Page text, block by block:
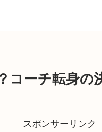
コーチ転身の
スポンサーリンク